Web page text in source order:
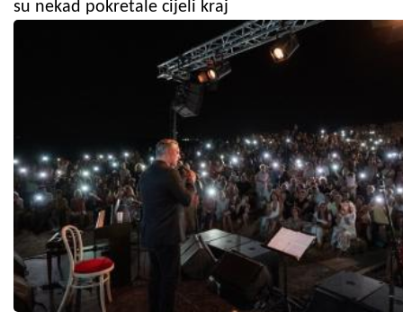
su nekad pokretale cijeli kraj